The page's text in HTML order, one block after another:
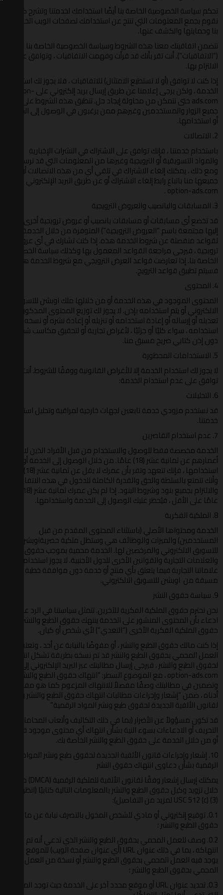
تحكم سياسة الخصوصية الخاصة بنا أيضًا استخدامك لخدمتنا وتشرح كيف
نقوم بجمع المعلومات التي تنتج عن استخدامك لصفحات الويب الخاصة
بنا وحمايتها والكشف عنها.
تتضمن اتفاقيتك معنا هذه الشروط وسياسة الخصوصية الخاصة بنا
(“الاتفاقيات”). أنت تقر بأنك قد قرأت وفهمت الاتفاقيات ، وتوافق على
الالتزام بها.
إذا كنت لا توافق (أو لا تستطيع الامتثال) للاتفاقيات ، فلا يجوز لك استخدام
الخدمة ، ولكن يرجى إعلامنا عن طريق إرسال بريد إلكتروني على option-
ads.com حتى نتمكن من محاولة إيجاد حل. تنطبق هذه الشروط على
جميع الزوار والمستخدمين وغيرهم ممن يرغبون في الوصول إلى الخدمة
أو استخدامها.
2. الاتصالات
باستخدام خدمتنا ، فإنك توافق على الاشتراك في النشرات الإخبارية
والمواد التسويقية أو الترويجية وغيرها من المعلومات التي قد نرسلها.
ومع ذلك ، يمكنك إلغاء الاشتراك في تلقي أي من هذه الاتصالات أو
جميعها منا باتباع رابط إلغاء الاشتراك أو عن طريق البريد الإلكتروني
option-ads.com .
3. المسابقات واليانصيب والعروض الترويجية
قد تخضع أي مسابقات أو مسابقات يانصيب أو عروض ترويجية أخرى (يشار
إليها مجتمعة باسم “العروض الترويجية”) المتوفرة من خلال الخدمة
لقواعد منفصلة عن شروط الخدمة هذه. إذا كنت تشارك في أي عروض
ترويجية ، فيرجى مراجعة القواعد المعمول بها وكذلك سياسة الخصوصية
الخاصة بنا. إذا تعارضت قواعد العرض الترويجي مع شروط الخدمة هذه ،
فسيتم تطبيق قواعد الترويج.
4. المحتوى
المحتوى الموجود في هذه الخدمة أو من خلالها ملك اوبشن للتسويق
الالكتروني أو يتم استخدامه بإذن. لا يجوز لك توزيع المحتوى المذكور أو
تعديله أو إرساله أو إعادة استخدامه أو تنزيله أو إعادة نشره أو نسخه أو
استخدامه ، سواء كليًا أو جزئيًا ، لأغراض تجارية أو لتحقيق مكاسب شخصية ،
دون إذن كتابي صريح مسبق منا.
5. الاستخدامات المحظورة
لا يجوز لك استخدام الخدمة إلا للأغراض القانونية ووفقًا للشروط. أنت
توافق على عدم استخدام الخدمة:
6. التحليلات
قد نستخدم مزودي خدمة تابعين لجهات خارجية لمراقبة وتحليل استخدام
خدمتنا.
7. عدم استخدام القاصرين
الخدمة مخصصة فقط للوصول والاستخدام من قبل الأفراد الذين لا تقل
أعمارهم عن ثمانية عشر (18) عامًا. من خلال الوصول إلى الخدمة أو
استخدامها ، فإنك تتعهد وتقر بأن عمرك لا يقل عن ثمانية عشر (18) عامًا
وأنك تتمتع بالسلطة والحق والقدرة الكاملة للدخول في هذه الاتفاقية
عامًا على الأقل ، فيُحظر عليك الوصول إلى الخدمة واستخدامها.
8. الملكية الفكرية
الخدمة ومحتواها الأصلي (باستثناء المحتوى المقدم من قبل
المستخدمين) والميزات والوظائف هي وستظل ملكية حصريةاوبشن
للتسويق الالكتروني والمرخصين لها. الخدمة محمية بموجب حقوق النشر
والعلامات التجارية والقوانين الأخرى للدول الأجنبية. لا يجوز استخدام
علاماتنا التجارية فيما يتعلق بأي منتج أو خدمة دون موافقة خطية
مسبقة من اوبشن للتسويق الالكتروني.
9. سياسة حقوق النشر
نحن نحترم حقوق الملكية الفكرية للآخرين. تتمثل سياستنا في الرد على أي
ادعاء بأن المحتوى المنشور على الخدمة ينتهك حقوق الطبع والنشر أو
حقوق الملكية الفكرية الأخرى (“التعدي”) لأي شخص أو كيان.
إذا كنت مالك حقوق الطبع والنشر ، أو مفوضًا بالنيابة عن أحد ، وتعتقد أن
العمل المحمي بحقوق الطبع والنشر قد تم نسخه بطريقة تشكل انتهاكًا
لحقوق الطبع والنشر ، فيرجى إرسال مطالبتك عبر البريد الإلكتروني إلى
option-ads.com ، مع الموضوع السطر: “انتهاك حقوق الطبع والنشر”
وتضمين في مطالبتك وصفًا مفصلاً للانتهاك المزعوم كما هو مفصل
أدناه ، ضمن “إشعار وإجراءات مطالبات انتهاك حقوق الطبع والنشر وفقًا
لقانون الألفية الجديدة لحقوق طبع ونشر المواد الرقمية”
قد تكون مسؤولاً عن الأضرار (بما في ذلك التكاليف وأتعاب المحاماة) عن
التحريف أو الادعاءات بسوء النية بشأن انتهاك أي محتوى موجود في و /
أو من خلال الخدمة على حقوق الطبع والنشر الخاصة بك.
10. إشعار وإجراءات قانون الألفية الجديدة لحقوق طبع ونشر المواد
الرقمية بشأن دعاوى انتهاك حقوق النشر
يمكنك إرسال إشعار وفقًا لقانون الألفية للملكية الرقمية (DMCA) من
USC 512 (c) (3) لمزيد من التفاصيل):
0.1. توقيع إلكتروني أو مادي للشخص المخول بالتصرف نيابة عن مالك
حقوق الطبع والنشر ؛
0.2. وصف للعمل المحمي بحقوق الطبع والنشر الذي تدعي أنه تم
انتهاكه ، بما في ذلك عنوان URL (أي عنوان صفحة الويب) للموقع الذي
يوجد فيه العمل المحمي بحقوق الطبع والنشر أو نسخة من العمل
المحمي بحقوق الطبع والنشر ؛
0.3. تحديد عنوان URL أو موقع محدد آخر على الخدمة حيث توجد المادة